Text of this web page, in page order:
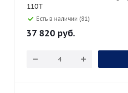
110T
Есть в наличии (81)
37 820 руб.